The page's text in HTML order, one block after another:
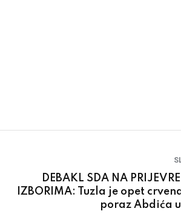
DEBAKL SDA NA
IZBORIMA: Tuzla je opet
poraz Abdića